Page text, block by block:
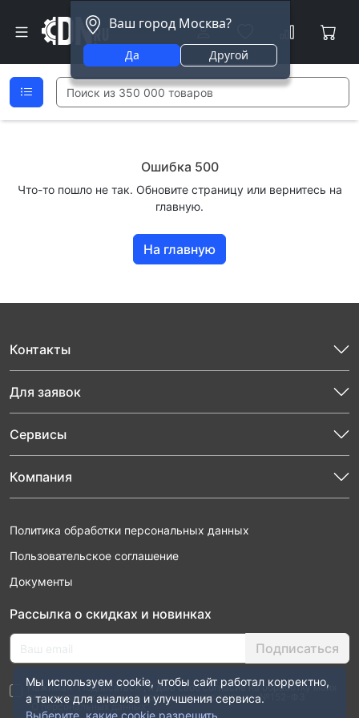
Ваш город Москва?
Да Другой
Ошибка 500
Что-то пошло не так. Обновите страницу или вернитесь на
главную.
На главную
Контакты
Для заявок
Сервисы
Компания
Политика обработки персональных данных
Пользовательское соглашение
Документы
Рассылка о скидках и новинках
Подписаться
Нажимая “Подписаться”, я даю свое согласие на обработку моих
персональных данных в соответствии с законом №152-ФЗ
“О персональных данных”
Мы используем cookie, чтобы сайт работал корректно,
а также для анализа и улучшения сервиса.
Выберите, какие cookie разрешить